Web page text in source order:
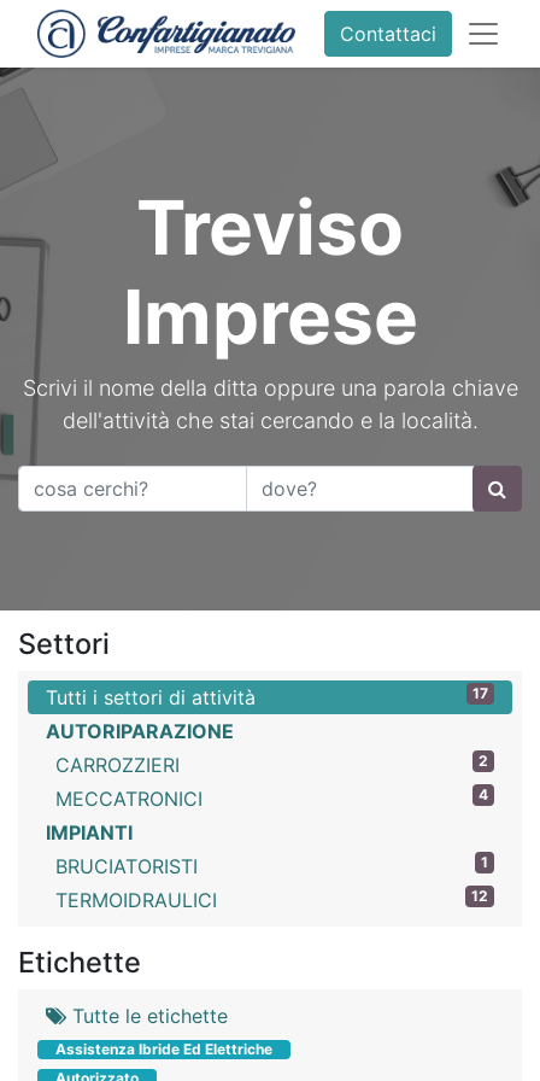
Contattaci
Treviso
Imprese
Scrivi il nome della ditta oppure una parola chiave
dell'attività che stai cercando e la località.
Settori
17
Tutti i settori di attività
AUTORIPARAZIONE
2
CARROZZIERI
4
MECCATRONICI
IMPIANTI
1
BRUCIATORISTI
12
TERMOIDRAULICI
Etichette
Tutte le etichette
Assistenza Ibride Ed Elettriche